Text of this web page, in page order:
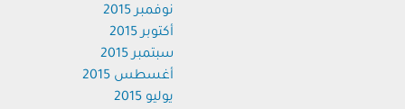
نوفمبر 2015
أكتوبر 2015
سبتمبر 2015
أغسطس 2015
يوليو 2015